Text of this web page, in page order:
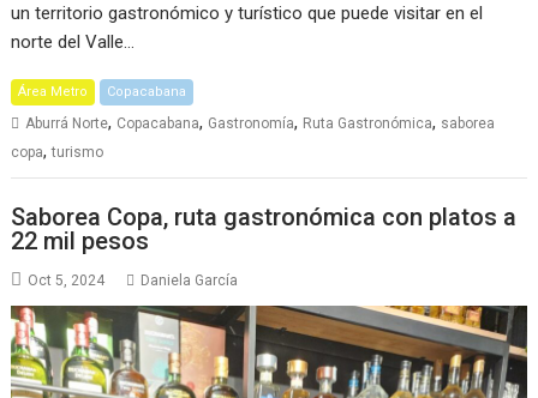
un territorio gastronómico y turístico que puede visitar en el
norte del Valle…
Área Metro Copacabana
Aburrá Norte, Copacabana, Gastronomía, Ruta Gastronómica, saborea
copa,turismo
Saborea Copa, ruta gastronómica con platos a
22 mil pesos
Oct 5, 2024 Daniela García